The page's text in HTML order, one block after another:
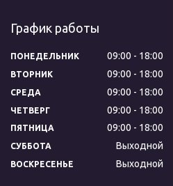
График работы
ПОНЕДЕЛЬНИК 09:00 18:00
ВТОРНИК 09:00 18:00
СРЕДА 09:00 18:00
ЧЕТВЕРГ 09:00 18:00
ПЯТНИЦА 09:00 18:00
СУББОТА Выходной
ВОСКРЕСЕНЬЕ Выходной